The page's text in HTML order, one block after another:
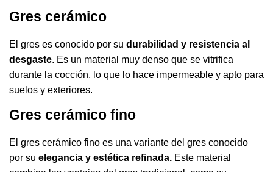
Gres cerámico
El gres es conocido por su durabilidad y resistencia al
desgaste. Es un material muy denso que se vitrifica
durante la cocción, lo que lo hace impermeable y apto para
suelos y exteriores.
Gres cerámico fino
El gres cerámico fino es una variante del gres conocido
por su elegancia y estética refinada. Este material